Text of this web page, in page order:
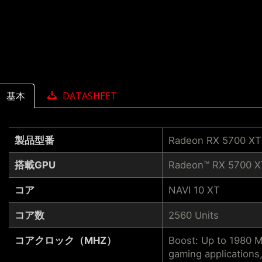
基本 DATASHEET
製品型番
搭載GPU
コア
コア数
コアクロック（MHZ）
Radeon RX 5700
Radeon™ RX 5700
NAVI 10 XT
2560 Units
Boost: Up to 1980
gaming